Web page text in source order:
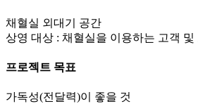
채혈실 외대기 공간
상영 대상 : 채혈실을 이용하는 고객 및
프로젝트 목표
가독성(전달력)이 좋을 것